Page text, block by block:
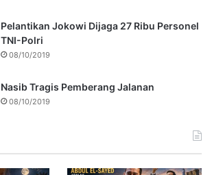
Pelantikan Jokowi Dijaga 27 Ribu Personel
TNI-Polri
08/10/2019
Nasib Tragis Pemberang Jalanan
08/10/2019